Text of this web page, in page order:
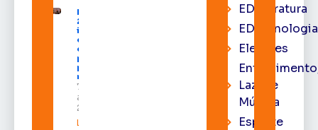
Expofeira
2026
impulsiona
economia
e aumenta
procura
por hotéis
na capital
7 de
agosto de
2026
Leia mais »
EDliteratura
EDtecnologia
Eleições
Lazer e
Música
Esporte